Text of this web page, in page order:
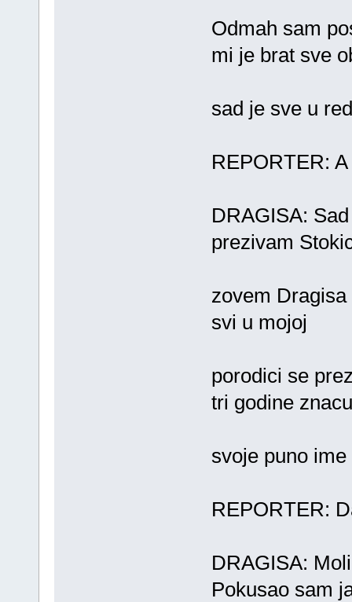
Odmah sam
mi je brat sve
sad je sve u
REPORTER:
DRAGISA:
prezivam
zovem
svi u mojoj
porodici se
tri godine znacu
svoje puno
REPORTER:
DRAGISA:
Pokusao sam